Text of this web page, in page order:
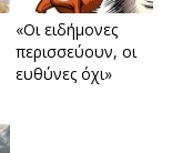
«Οι ειδήμονες
περισσεύουν, οι
ευθύνες όχι»